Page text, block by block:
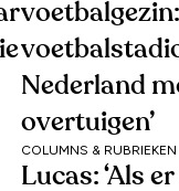
voetbalgezin:
Nederland
overtuigen’
COLUMNS & RUBRIEKEN
Lucas: ‘Als